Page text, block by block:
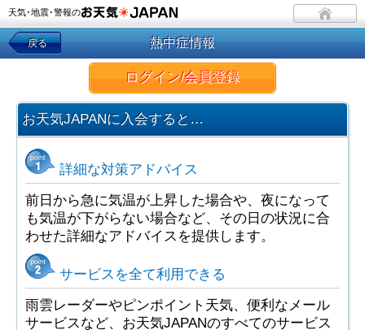
天気･地震･警報の
戻る 熱中症情報
ログイン/会員登録
お天気JAPANに入会すると…
詳細な対策アドバイス
前日から急に気温が上昇した場合や、夜になって
も気温が下がらない場合など、その日の状況に合
わせた詳細なアドバイスを提供します。
サービスを全て利用できる
雨雲レーダーやピンポイント天気、便利なメール
サービスなど、お天気JAPANのすべてのサービス